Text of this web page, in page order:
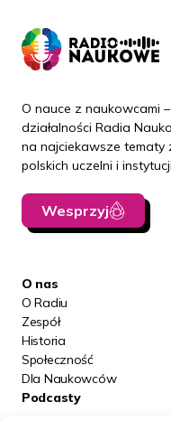
O nauce z naukowcami
działalności Radia
na najciekawsze
polskich uczelni i
Wesprzyj
O nas
O Radiu
Zespół
Historia
Społeczność
Dla Naukowców
Podcasty